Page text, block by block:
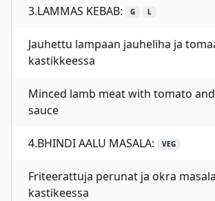
3.LAMMAS KEBAB: G L
Jauhettu lampaan jauheliha ja
kastikkeessa
Minced lamb meat with tomato
sauce
4.BHINDI AALU MASALA: VEG
Friteerattuja perunat ja okra masala
kastikeessa